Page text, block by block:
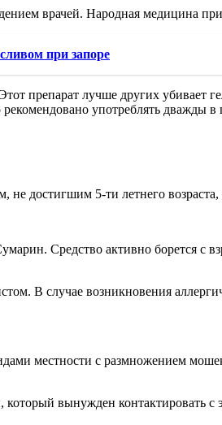
врачей. Народная медицина
при запоре
препарат лучше других убивает
употреблять дважды
не достигшим 5-ти летнего
Средство активно борется с
В случае возникновения
местности с размножением
вынужден контактировать